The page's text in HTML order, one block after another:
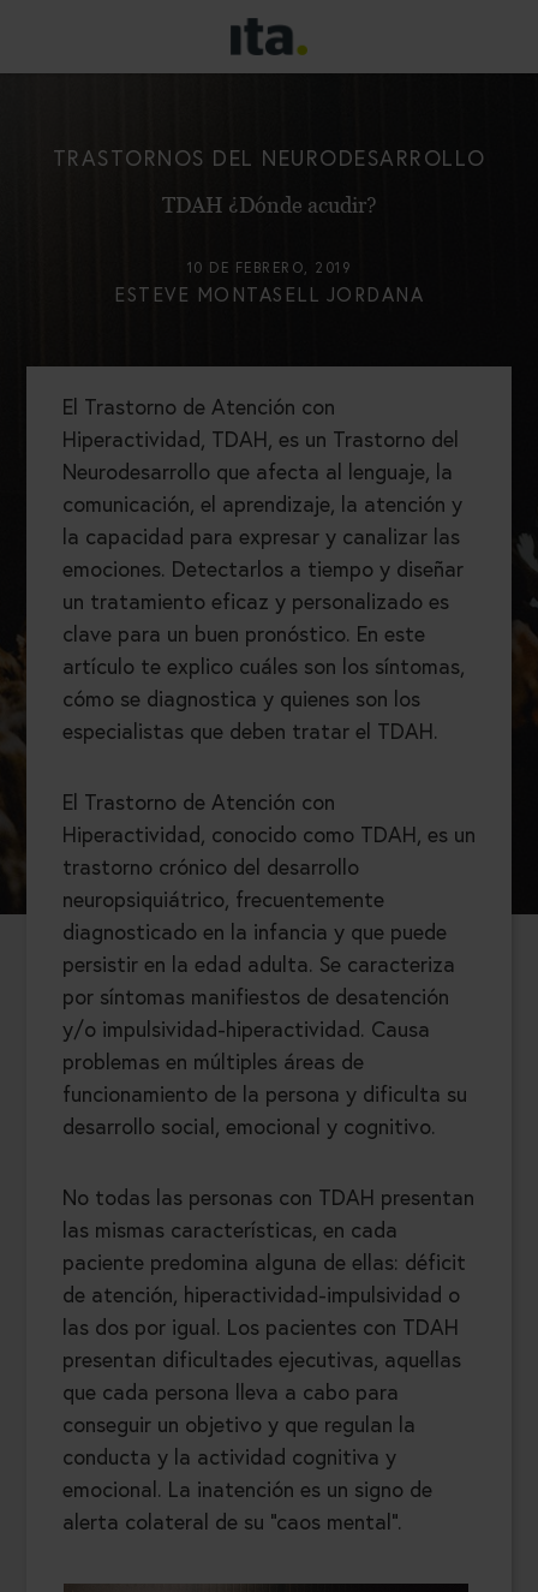
TRASTORNOS DEL NEURODESARROLLO
TDAH ¿Dónde acudir?
10 DE FEBRERO, 2019
ESTEVE MONTASELL JORDANA
El Trastorno de Atención con
Hiperactividad, TDAH, es un Trastorno del
Neurodesarrollo que afecta al lenguaje, la
comunicación, el aprendizaje, la atención y
la capacidad para expresar y canalizar las
emociones. Detectarlos a tiempo y diseñar
un tratamiento eficaz y personalizado es
clave para un buen pronóstico. En este
artículo te explico cuáles son los síntomas,
cómo se diagnostica y quienes son los
especialistas que deben tratar el TDAH.
El Trastorno de Atención con
Hiperactividad, conocido como TDAH, es un
trastorno crónico del desarrollo
neuropsiquiátrico, frecuentemente
diagnosticado en la infancia y que puede
persistir en la edad adulta. Se caracteriza
por síntomas manifiestos de desatención
y/o impulsividad-hiperactividad. Causa
problemas en múltiples áreas de
funcionamiento de la persona y dificulta su
desarrollo social, emocional y cognitivo.
No todas las personas con TDAH presentan
las mismas características, en cada
paciente predomina alguna de ellas: déficit
de atención, hiperactividad-impulsividad o
las dos por igual. Los pacientes con TDAH
presentan dificultades ejecutivas, aquellas
que cada persona lleva a cabo para
conseguir un objetivo y que regulan la
conducta y la actividad cognitiva y
emocional. La inatención es un signo de
alerta colateral de su “caos mental”.